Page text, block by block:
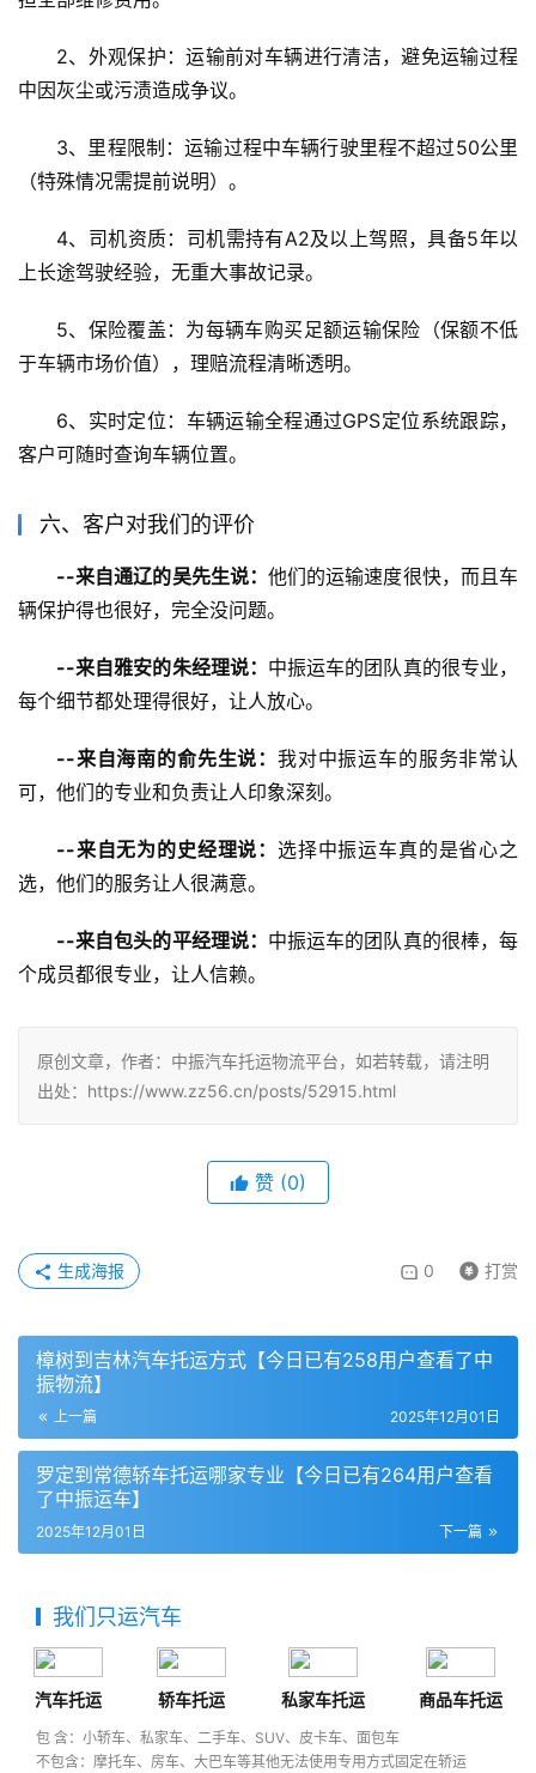
2、外观保护：运输前对车辆进行清洁，避免运输过程
中因灰尘或污渍造成争议。
3、里程限制：运输过程中车辆行驶里程不超过50公里
（特殊情况需提前说明）。
4、司机资质：司机需持有A2及以上驾照，具备5年以
上长途驾驶经验，无重大事故记录。
5、保险覆盖：为每辆车购买足额运输保险（保额不低
于车辆市场价值），理赔流程清晰透明。
6、实时定位：车辆运输全程通过GPS定位系统跟踪，
客户可随时查询车辆位置。
六、客户对我们的评价
--来自通辽的吴先生说： 他们的运输速度很快，而且车
辆保护得也很好，完全没问题。
--来自雅安的朱经理说： 中振运车的团队真的很专业，
每个细节都处理得很好，让人放心。
--来自海南的俞先生说： 我对中振运车的服务非常认
可，他们的专业和负责让人印象深刻。
--来自无为的史经理说： 选择中振运车真的是省心之
选，他们的服务让人很满意。
--来自包头的平经理说： 中振运车的团队真的很棒，每
个成员都很专业，让人信赖。
原创文章，作者：中振汽车托运物流平台，如若转载，请注明
出处：https://www.zz56.cn/posts/52915.html
赞 (0)
0 打赏
生成海报
樟树到吉林汽车托运方式【今日已有258用户查看了中
振物流】
上一篇 2025年12月01日
罗定到常德轿车托运哪家专业【今日已有264用户查看
了中振运车】
下一篇
2025年12月01日
我们只运汽车
汽车托运 轿车托运 私家车托运 商品车托运
包 含：小轿车、私家车、二手车、SUV、皮卡车、面包车
不包含：摩托车、房车、大巴车等其他无法使用专用方式固定在轿运